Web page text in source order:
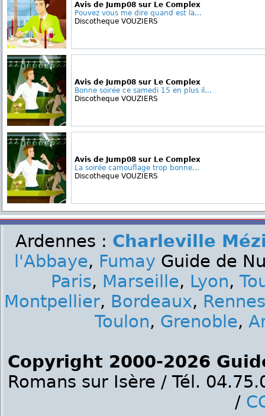
Avis de Jump08 sur Le Complex
Pouvez vous me dire quand est la...
Discotheque VOUZIERS
Avis de Jump08 sur Le Complex
Bonne soirée ce samedi 15 en plus il...
Discotheque VOUZIERS
Avis de Jump08 sur Le Complex
La soirée camouflage trop bonne...
Discotheque VOUZIERS
Ardennes : Charleville
l'Abbaye, Fumay Guide de
Paris, Marseille, Lyon,
Montpellier, Bordeaux, Rennes
Toulon, Grenoble,
Copyright 2000-2026
Romans sur Isère / Tél.
/